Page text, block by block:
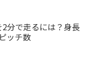
2分で走るには？身長
ッチ数